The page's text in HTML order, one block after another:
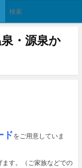
・源泉か
ドをご用意していま
す。（ご家族などでの